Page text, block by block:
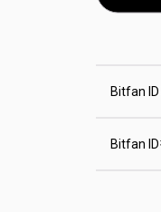
Bitfan
Bitfan